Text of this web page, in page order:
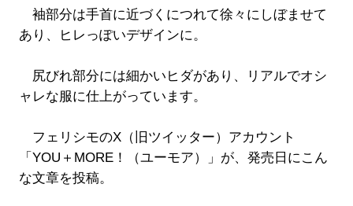
袖部分は手首に近づくにつれて徐々にしぼませて
あり、ヒレっぽいデザインに。
尻びれ部分には細かいヒダがあり、リアルでオシ
ャレな服に仕上がっています。
フェリシモのX（旧ツイッター）アカウント
「YOU＋MORE！（ユーモア）」が、発売日にこん
な文章を投稿。